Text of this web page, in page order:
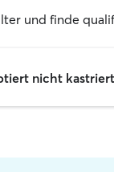
und finde
nicht